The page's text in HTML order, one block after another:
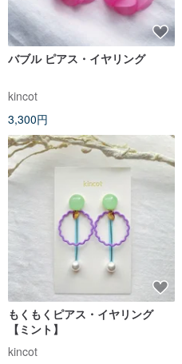
バブル ピアス・イヤリング
kincot
3,300円
もくもくピアス・イヤリング
【ミント】
kincot